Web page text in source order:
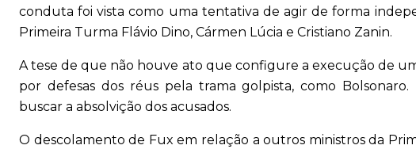
conduta foi vista como uma tentativa de agir de forma
Primeira Turma Flávio Dino, Cármen Lúcia e Cristiano Zanin.
A tese de que não houve ato que configure a execução de
por defesas dos réus pela trama golpista, como
buscar a absolvição dos acusados.
O descolamento de Fux em relação a outros ministros da